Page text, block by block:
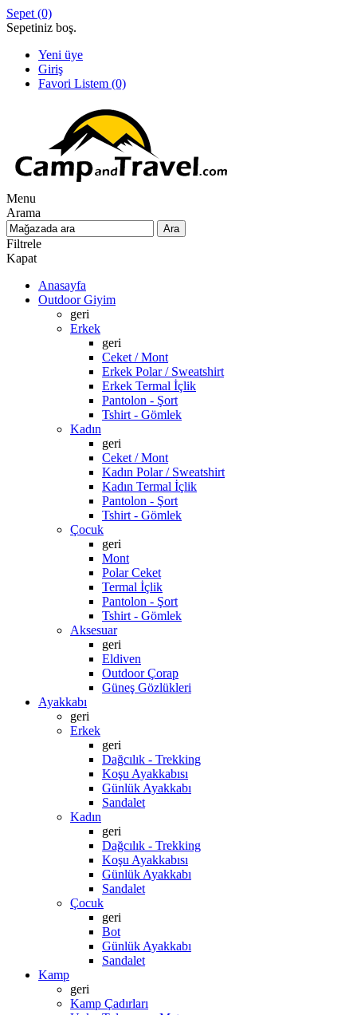
Sepet (0)
Sepetiniz boş.
Yeni üye
Giriş
Favori Listem (0)
Menu
Arama
Filtrele
Kapat
Anasayfa
Outdoor Giyim
geri
Erkek
geri
Ceket / Mont
Erkek Polar / Sweatshirt
Erkek Termal İçlik
Pantolon - Şort
Tshirt - Gömlek
Kadın
geri
Ceket / Mont
Kadın Polar / Sweatshirt
Kadın Termal İçlik
Pantolon - Şort
Tshirt - Gömlek
Çocuk
geri
Mont
Polar Ceket
Termal İçlik
Pantolon - Şort
Tshirt - Gömlek
Aksesuar
geri
Eldiven
Outdoor Çorap
Güneş Gözlükleri
Ayakkabı
geri
Erkek
geri
Dağcılık - Trekking
Koşu Ayakkabısı
Günlük Ayakkabı
Sandalet
Kadın
geri
Dağcılık - Trekking
Koşu Ayakkabısı
Günlük Ayakkabı
Sandalet
Çocuk
geri
Bot
Günlük Ayakkabı
Sandalet
Kamp
geri
Kamp Çadırları